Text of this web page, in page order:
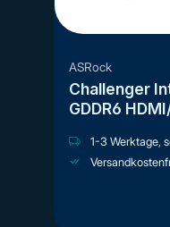
ASRock
Challenger
GDDR6
1-3 Werktage,